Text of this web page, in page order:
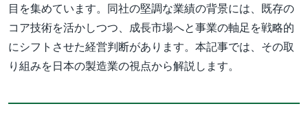
目を集めています。同社の堅調な業績の背景には、既存の
コア技術を活かしつつ、成長市場へと事業の軸足を戦略的
にシフトさせた経営判断があります。本記事では、その取
り組みを日本の製造業の視点から解説します。